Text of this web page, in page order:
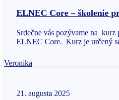
ELNEC Core – školenie
Srdečne vás pozývame na kurz
ELNEC Core. Kurz je určený
Veronika
21. augusta 2025